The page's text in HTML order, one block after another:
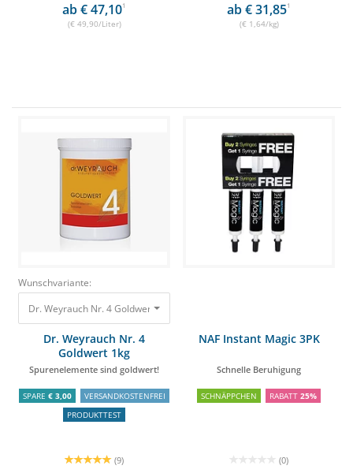
ab € 47,101
(€ 49,90/Liter)
ab € 31,851
(€ 1,64/kg)
Wunschvariante:
Dr. Weyrauch Nr. 4 Goldwert 1kg Spurenelemente sind goldwert! 58,95 €
Dr. Weyrauch Nr. 4
Goldwert 1kg
Spurenelemente sind goldwert!
SPARE € 3,00
VERSANDKOSTENFREI
PRODUKTTEST
(9)
NAF Instant Magic 3PK
Schnelle Beruhigung
SCHNÄPPCHEN RABATT 25%
(0)